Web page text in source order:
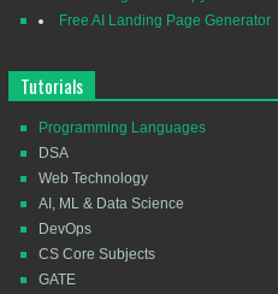
Free AI Landing Page Generator
Tutorials
Programming Languages
DSA
Web Technology
AI, ML & Data Science
DevOps
CS Core Subjects
GATE